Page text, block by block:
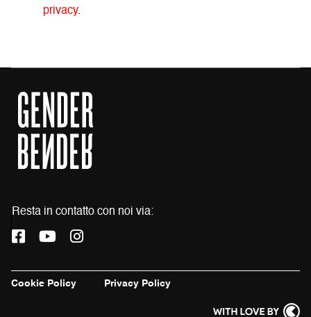
privacy.
Resta in contatto con noi via:
L
a
L
a
L
Cookie Policy Privacy Policy